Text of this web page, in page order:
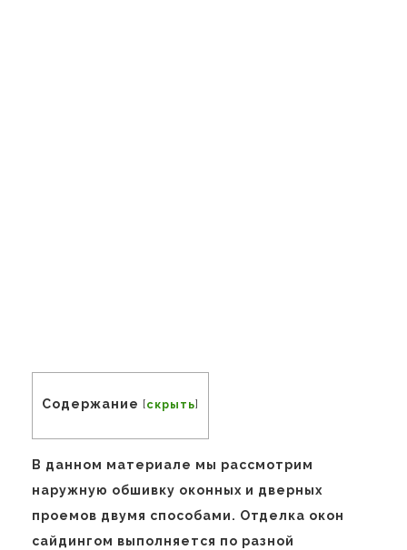
Содержание [скрыть]
В данном материале мы рассмотрим
наружную обшивку оконных и дверных
проемов двумя способами. Отделка окон
сайдингом выполняется по разной